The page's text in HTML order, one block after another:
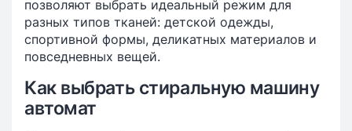
позволяют выбрать идеальный режим для
разных типов тканей: детской одежды,
спортивной формы, деликатных материалов и
повседневных вещей.
Как выбрать стиральную машину
автомат